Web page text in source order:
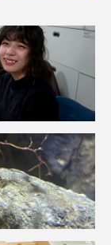
栄養
水族館人
汽水域
海